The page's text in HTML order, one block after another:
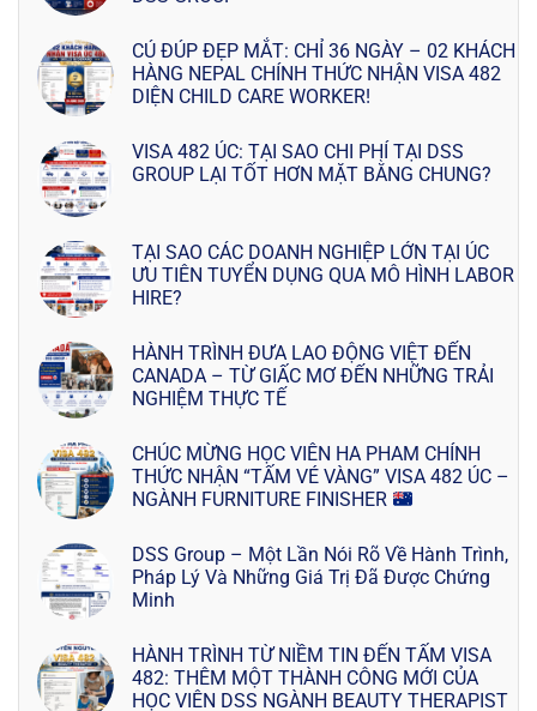
CÚ ĐÚP ĐẸP MẮT: CHỈ 36 NGÀY – 02 KHÁCH
HÀNG NEPAL CHÍNH THỨC NHẬN VISA 482
DIỆN CHILD CARE WORKER!
VISA 482 ÚC: TẠI SAO CHI PHÍ TẠI DSS
GROUP LẠI TỐT HƠN MẶT BẰNG CHUNG?
TẠI SAO CÁC DOANH NGHIỆP LỚN TẠI ÚC
ƯU TIÊN TUYỂN DỤNG QUA MÔ HÌNH LABOR
HIRE?
HÀNH TRÌNH ĐƯA LAO ĐỘNG VIỆT ĐẾN
CANADA – TỪ GIẤC MƠ ĐẾN NHỮNG TRẢI
NGHIỆM THỰC TẾ
CHÚC MỪNG HỌC VIÊN HA PHAM CHÍNH
THỨC NHẬN “TẤM VÉ VÀNG” VISA 482 ÚC –
NGÀNH FURNITURE FINISHER
DSS Group – Một Lần Nói Rõ Về Hành Trình,
Pháp Lý Và Những Giá Trị Đã Được Chứng
Minh
HÀNH TRÌNH TỪ NIỀM TIN ĐẾN TẤM VISA
482: THÊM MỘT THÀNH CÔNG MỚI CỦA
HỌC VIÊN DSS NGÀNH BEAUTY THERAPIST